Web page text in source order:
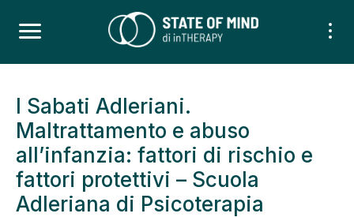
I Sabati Adleriani.
Maltrattamento e abuso
all’infanzia: fattori di rischio e
fattori protettivi – Scuola
Adleriana di Psicoterapia